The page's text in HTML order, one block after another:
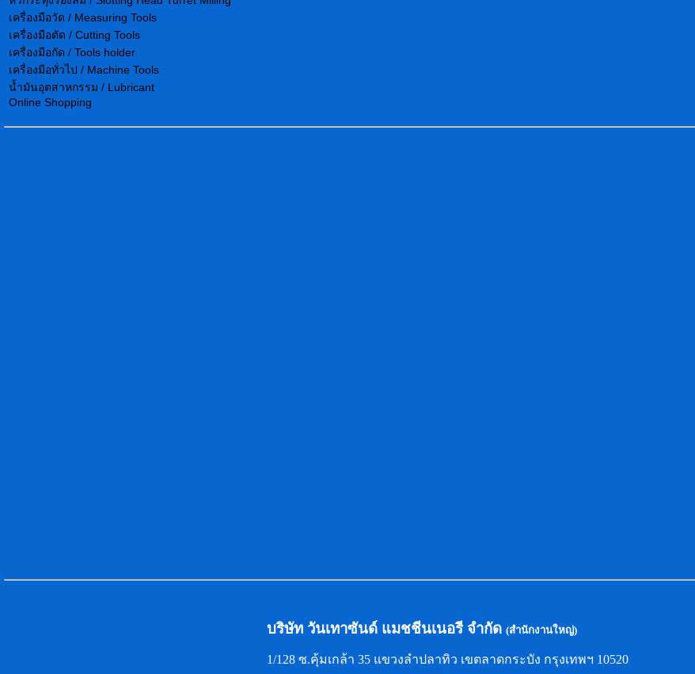
เครื่องมือวัด / Measuring Tools
เครื่องมือตัด / Cutting Tools
เครื่องมือกัด / Tools holder
เครื่องมือทั่วไป / Machine Tools
น้ำมันอุตสาหกรรม / Lubricant
Online Shopping
บริษัท วันเทาซันด์ แมชชีนเนอรี จำกัด (สำนักงานใหญ่)
1/128 ซ.คุ้มเกล้า 35 แขวงลำปลาทิว เขตลาดกระบัง กรุงเทพฯ 10520